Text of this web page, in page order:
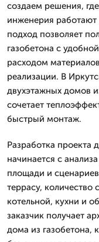
создаем решения,
инженерия работают
подход позволяет
газобетона с
расходом
реализации. В
двухэтажных домов
сочетает
быстрый монтаж.
Разработка проекта
начинается с
площади и
террасу, количество
котельной, кухни и
заказчик получает
дома из газобетона,